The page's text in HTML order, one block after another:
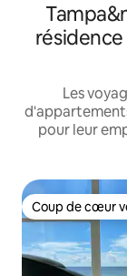
Les
pour leur
Coup de cœur
Coup de cœur